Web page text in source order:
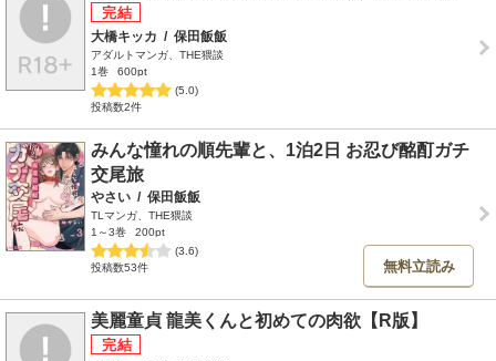
大橋キッカ / 保田飯飯
アダルトマンガ、THE猥談
1巻
600pt
(5.0)
投稿数2件
みんな憧れの順先輩と、1泊2日 お忍び酩酊ガチ
交尾旅
やさい / 保田飯飯
TLマンガ、THE猥談
1～3巻
200pt
(3.6)
投稿数53件
無料立読み
美麗童貞 龍美くんと初めての肉欲【R版】